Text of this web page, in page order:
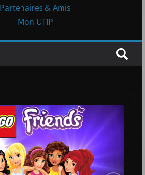
Partenaires & Amis
Mon UTIP